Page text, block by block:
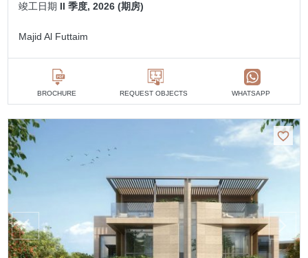
竣工日期 II 季度, 2026 (期房)
Majid Al Futtaim
BROCHURE REQUEST OBJECTS WHATSAPP